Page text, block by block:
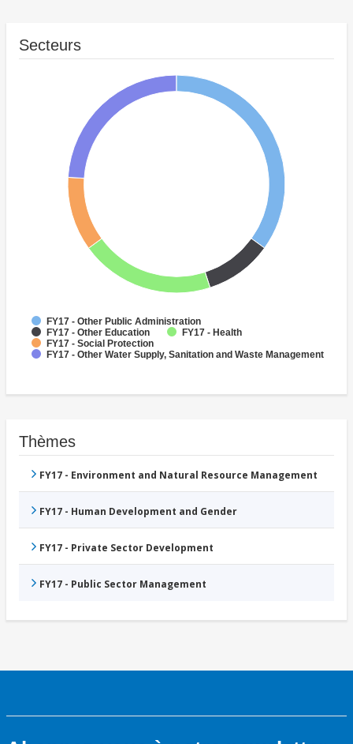
Secteurs
FY17 - Other Public Administration
FY17 - Other Education
FY17 - Health
FY17 - Social Protection
FY17 - Other Water Supply, Sanitation and Waste Management
Thèmes
FY17 - Environment and Natural Resource Management
FY17 - Human Development and Gender
FY17 - Private Sector Development
FY17 - Public Sector Management